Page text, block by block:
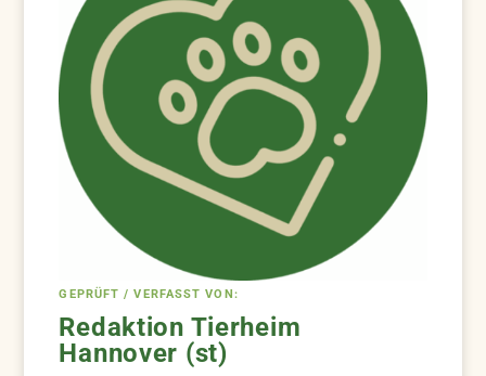
GEPRÜFT / VERFASST VON:
Redaktion Tierheim
Hannover (st)